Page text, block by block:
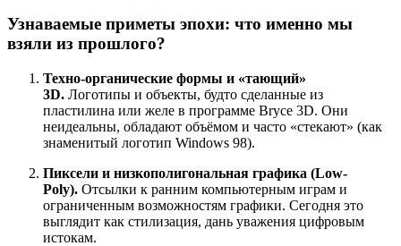
Узнаваемые приметы эпохи: что именно мы
взяли из прошлого?
Техно-органические формы и «тающий»
3D. Логотипы и объекты, будто сделанные из
пластилина или желе в программе Bryce 3D. Они
неидеальны, обладают объёмом и часто «стекают» (как
знаменитый логотип Windows 98).
Пиксели и низкополигональная графика (Low-
Poly). Отсылки к ранним компьютерным играм и
ограниченным возможностям графики. Сегодня это
выглядит как стилизация, дань уважения цифровым
истокам.